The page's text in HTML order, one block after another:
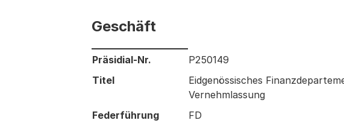
Geschäft
Informationen zum Ausgewählten Geschäft
Präsidial-Nr.
P250149
Titel
Eidgenössisches
Vernehmlassung
Federführung
FD